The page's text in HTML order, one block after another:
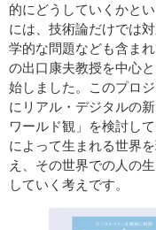
的にどうしていくかと
には、技術論だけでは
学的な問題なども含ま
の出口康夫教授を中心
始しました。このプロ
にリアル・デジタルの
ワールド観」を検討し
によって生まれる世界
え、その世界での人の
していく考えです。